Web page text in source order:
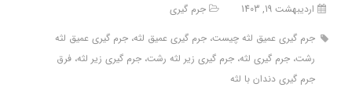
اردیبهشت 19, 1403
جرم گیری
جرم گیری عمیق لثه چیست، جرم گیری عمیق لثه، جرم گیری عمیق لثه
رشت، جرم گیری لثه، جرم گیری زیر لثه رشت، جرم گیری زیر لثه، فرق
جرم گیری دندان با لثه